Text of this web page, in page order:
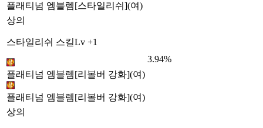
플래티넘 엠블렘[스타일리쉬](여)
상의
스타일리쉬 스킬Lv +1
플래티넘 엠블렘[리볼버 강화](여)
플래티넘 엠블렘[리볼버 강화](여)
3.94%
상의